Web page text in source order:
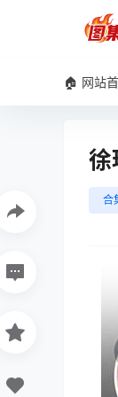
🏠 网站
徐
合